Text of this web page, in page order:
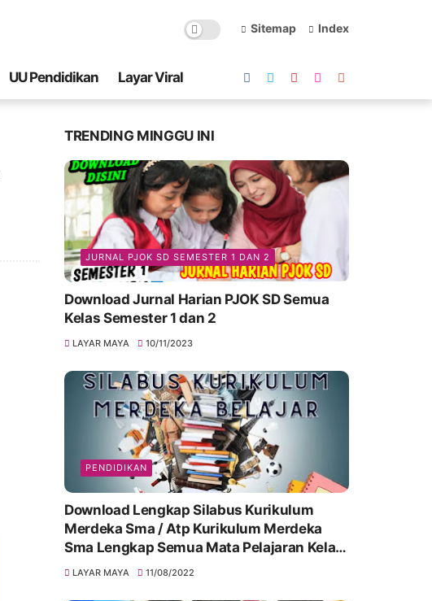
Sitemap Index
UU Pendidikan Layar Viral
TRENDING MINGGU INI
JURNAL PJOK SD SEMESTER 1 DAN 2
Download Jurnal Harian PJOK SD Semua
Kelas Semester 1 dan 2
LAYAR MAYA 10/11/2023
PENDIDIKAN
Download Lengkap Silabus Kurikulum
Merdeka Sma / Atp Kurikulum Merdeka
Sma Lengkap Semua Mata Pelajaran Kelas
10, 11 & 12
LAYAR MAYA 11/08/2022